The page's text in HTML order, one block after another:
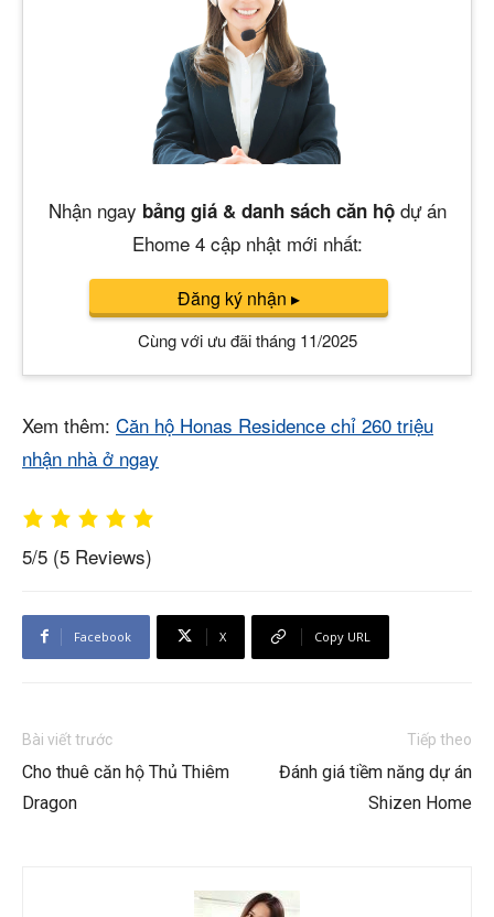
Nhận ngay bảng giá & danh sách căn hộdự án
Ehome 4 cập nhật mới nhất:
Đăng ký nhận ▸
Cùng với ưu đãi tháng 11/2025
Xem thêm: Căn hộ Honas Residence chỉ 260 triệu
nhận nhà ở ngay
5/5 (5 Reviews)
Facebook X Copy URL
Bài viết trước
Cho thuê căn hộ Thủ Thiêm
Dragon
Tiếp theo
Đánh giá tiềm năng dự án
Shizen Home